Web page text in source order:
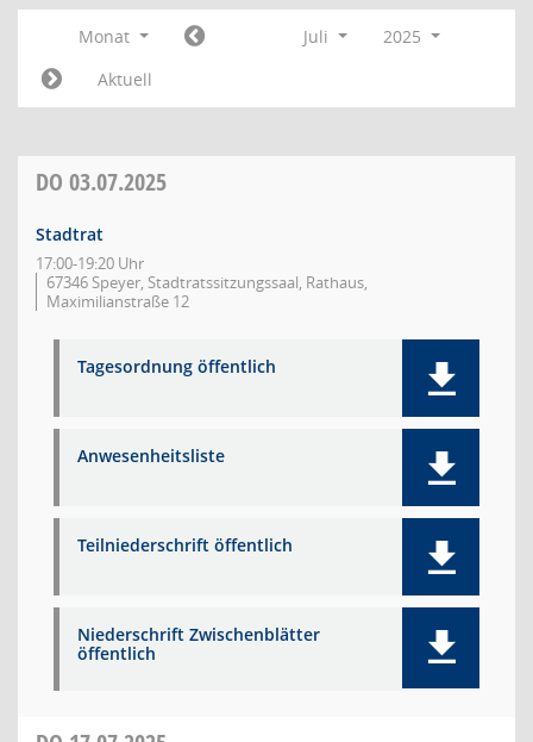
Monat Juli
2025
Aktuell
DO 03.07.2025
Stadtrat
17:00-19:20 Uhr
67346 Speyer, Stadtratssitzungssaal, Rathaus,
Maximilianstraße 12
Tagesordnung öffentlich
Anwesenheitsliste
Teilniederschrift öffentlich
Niederschrift Zwischenblätter
öffentlich